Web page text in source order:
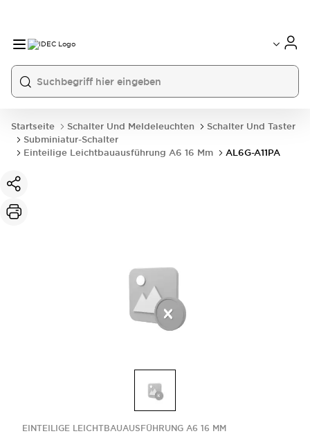
Startseite Schalter Und Meldeleuchten
Schalter Und Taster
Subminiatur-Schalter
Einteilige Leichtbauausführung A6 16 Mm
AL6G-A11PA
EINTEILIGE LEICHTBAUAUSFÜHRUNG A6 16 MM